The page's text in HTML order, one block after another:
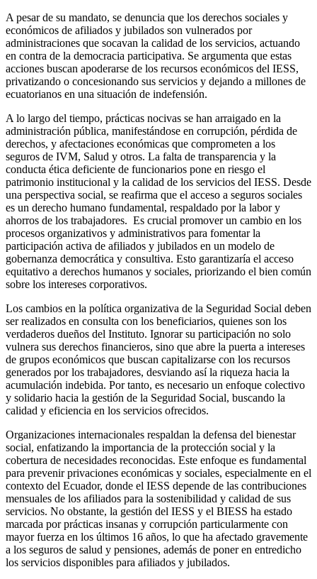
A pesar de su mandato, se denuncia que los derechos sociales y
económicos de afiliados y jubilados son vulnerados por
administraciones que socavan la calidad de los servicios, actuando
en contra de la democracia participativa. Se argumenta que estas
acciones buscan apoderarse de los recursos económicos del IESS,
privatizando o concesionando sus servicios y dejando a millones de
ecuatorianos en una situación de indefensión.
A lo largo del tiempo, prácticas nocivas se han arraigado en la
administración pública, manifestándose en corrupción, pérdida de
derechos, y afectaciones económicas que comprometen a los
seguros de IVM, Salud y otros. La falta de transparencia y la
conducta ética deficiente de funcionarios pone en riesgo el
patrimonio institucional y la calidad de los servicios del IESS. Desde
una perspectiva social, se reafirma que el acceso a seguros sociales
es un derecho humano fundamental, respaldado por la labor y
ahorros de los trabajadores. Es crucial promover un cambio en los
procesos organizativos y administrativos para fomentar la
participación activa de afiliados y jubilados en un modelo de
gobernanza democrática y consultiva. Esto garantizaría el acceso
equitativo a derechos humanos y sociales, priorizando el bien común
sobre los intereses corporativos.
Los cambios en la política organizativa de la Seguridad Social deben
ser realizados en consulta con los beneficiarios, quienes son los
verdaderos dueños del Instituto. Ignorar su participación no solo
vulnera sus derechos financieros, sino que abre la puerta a intereses
de grupos económicos que buscan capitalizarse con los recursos
generados por los trabajadores, desviando así la riqueza hacia la
acumulación indebida. Por tanto, es necesario un enfoque colectivo
y solidario hacia la gestión de la Seguridad Social, buscando la
calidad y eficiencia en los servicios ofrecidos.
Organizaciones internacionales respaldan la defensa del bienestar
social, enfatizando la importancia de la protección social y la
cobertura de necesidades reconocidas. Este enfoque es fundamental
para prevenir privaciones económicas y sociales, especialmente en el
contexto del Ecuador, donde el IESS depende de las contribuciones
mensuales de los afiliados para la sostenibilidad y calidad de sus
servicios. No obstante, la gestión del IESS y el BIESS ha estado
marcada por prácticas insanas y corrupción particularmente con
mayor fuerza en los últimos 16 años, lo que ha afectado gravemente
a los seguros de salud y pensiones, además de poner en entredicho
los servicios disponibles para afiliados y jubilados.